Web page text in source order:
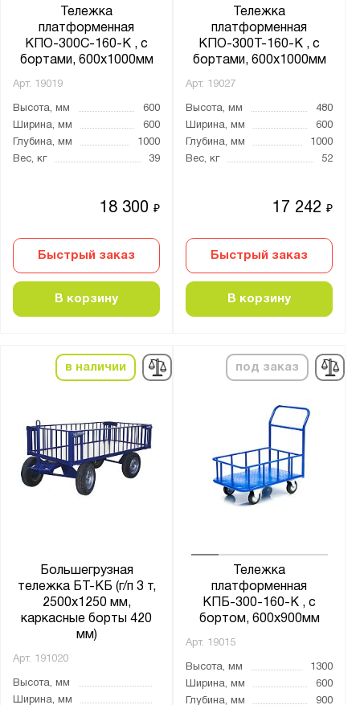
Тележка
платформенная
КПО-300С-160-К , с
бортами, 600х1000мм
Арт. 19019
Высота, мм
600
Ширина, мм
600
Глубина, мм
1000
Вес, кг
39
18 300₽
Быстрый заказ
В корзину
Тележка
платформенная
КПО-300Т-160-К , с
бортами, 600х1000мм
Арт. 19027
Высота, мм
480
Ширина, мм
600
Глубина, мм
1000
Вес, кг
52
17 242₽
Быстрый заказ
В корзину
в наличии
Большегрузная
тележка БТ-КБ (г/п 3 т,
2500x1250 мм,
каркасные борты 420
мм)
Арт. 191020
Высота, мм
Ширина, мм
под заказ
Тележка
платформенная
КПБ-300-160-К , с
бортом, 600х900мм
Арт. 19015
Высота, мм
1300
Ширина, мм
600
Глубина, мм
900
КПО
КПТ
СТ НЖ
ТП
ТПТ
ТЯ
Сбросить